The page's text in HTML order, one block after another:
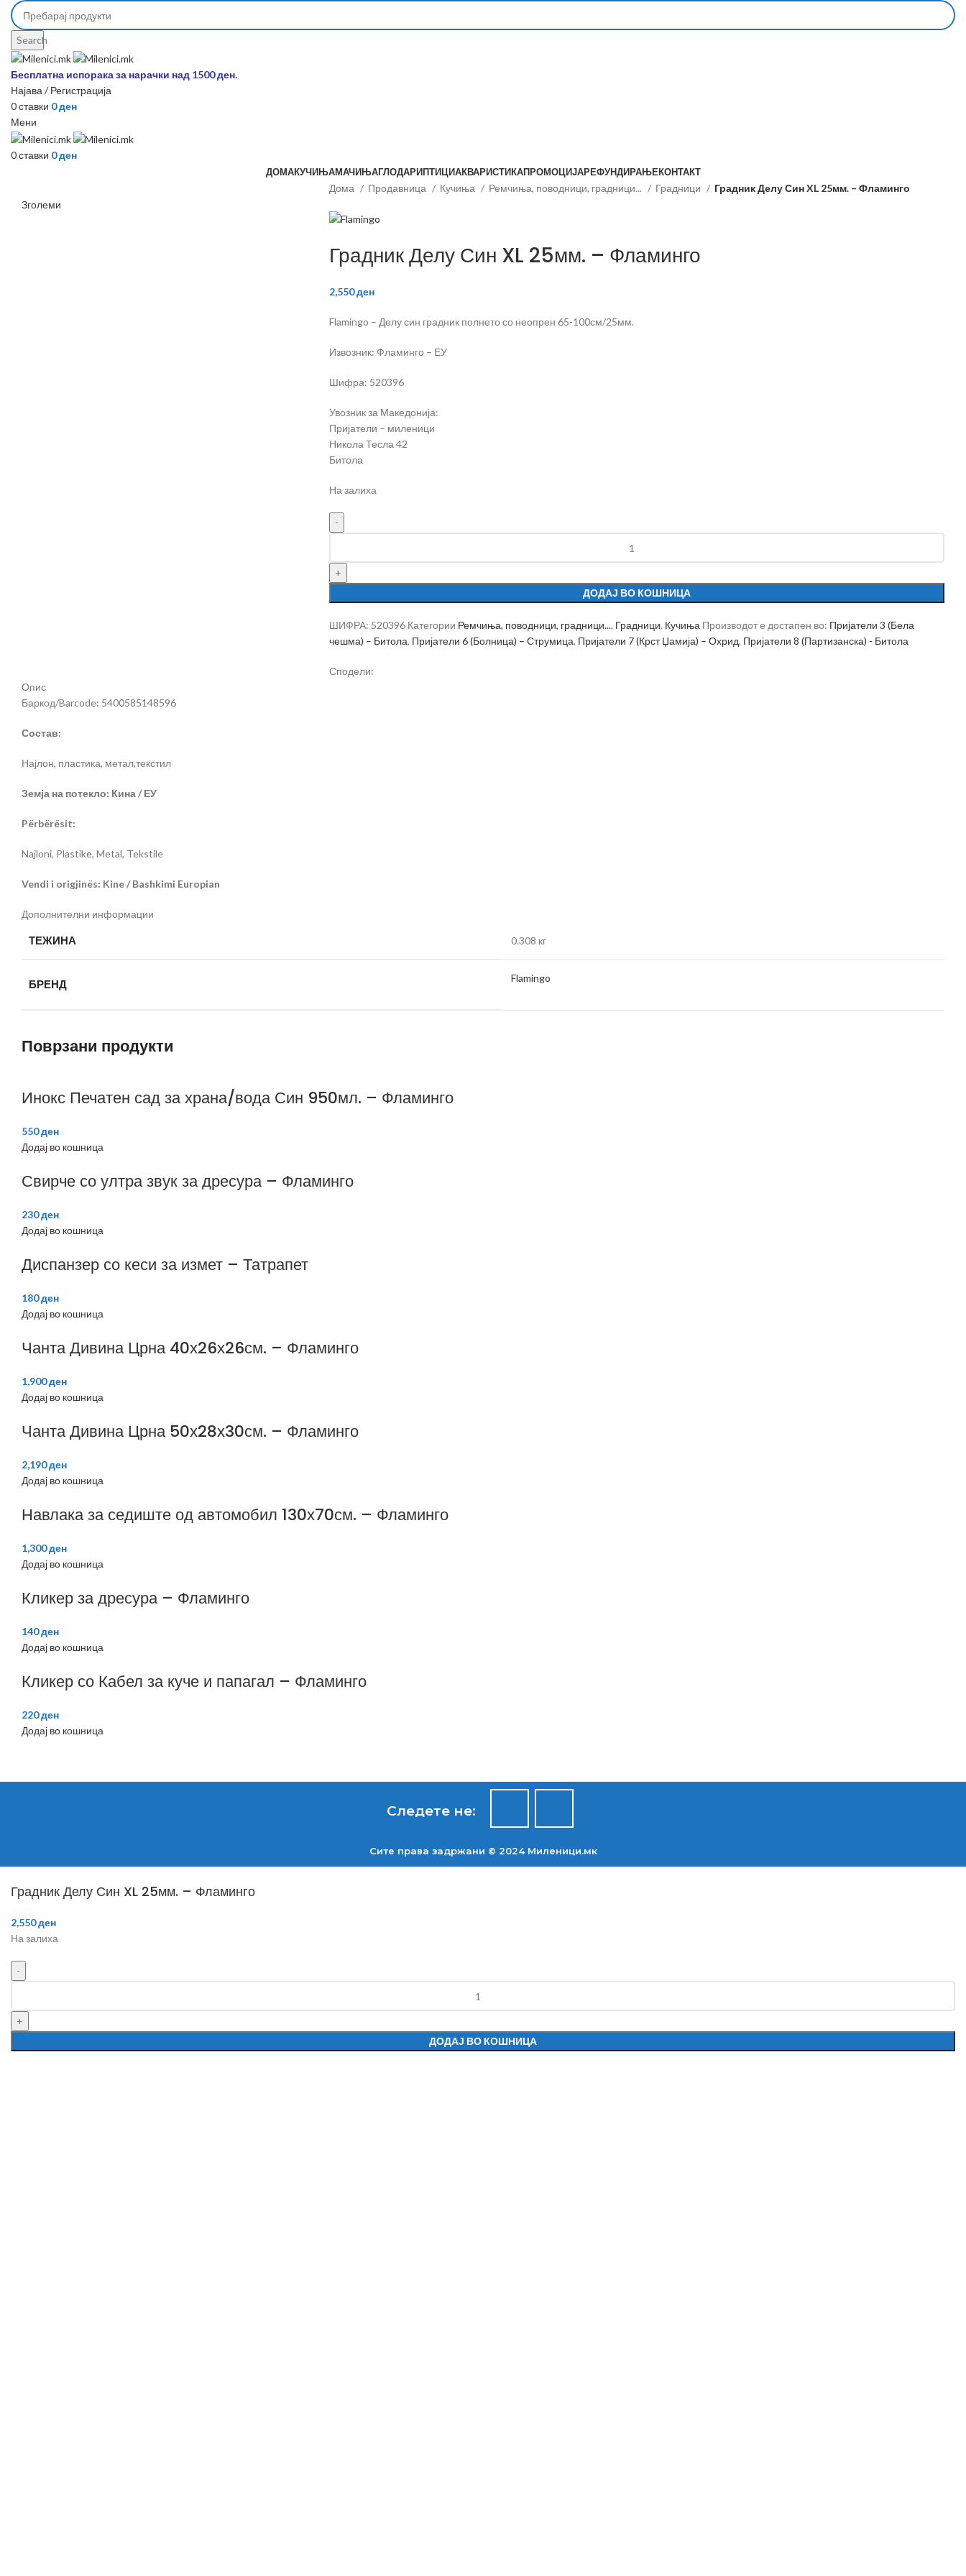
Search
Бесплатна испорака за нарачки над 1500 ден.
Најава / Регистрација
0ставки 0ден
Мени
0ставки 0ден
ДОМАКУЧИЊАМАЧИЊАГЛОДАРИПТИЦИАКВАРИСТИКАПРОМОЦИЈАРЕФУНДИРАЊЕКОНТАКТ
Зголеми
Дома Продавница Кучиња Ремчиња, поводници, градници... Градници Градник Делу Син XL 25мм. – Фламинго
Градник Делу Син XL 25мм. – Фламинго
2,550ден
Flamingo – Делу син градник полнето со неопрен 65-100см/25мм.
Извозник: Фламинго – ЕУ
Шифра: 520396
Увозник за Македонија:
Пријатели – миленици
Никола Тесла 42
Битола
На залиха
ДОДАЈ ВО КОШНИЦА
ШИФРА: 520396 Категории Ремчиња, поводници, градници..., Градници, Кучиња Производот е достапен во: Пријатели 3 (Бела
чешма) – Битола, Пријатели 6 (Болница) – Струмица, Пријатели 7 (Крст Џамија) – Охрид, Пријатели 8 (Партизанска) - Битола
Сподели:
Опис
Баркод/Barcode: 5400585148596
Состав:
Најлон, пластика, метал,текстил
Земја на потекло: Кина / ЕУ
Përbërësit:
Najloni, Plastike, Metal, Tekstile
Vendi i origjinës: Kine / Bashkimi Europian
Дополнителни информации
ТЕЖИНА 0.308 кг
БРЕНД Flamingo
Поврзани продукти
Инокс Печатен сад за храна/вода Син 950мл. – Фламинго
550ден
Додај во кошница
Свирче со ултра звук за дресура – Фламинго
230ден
Додај во кошница
Диспанзер со кеси за измет – Татрапет
180ден
Додај во кошница
Чанта Дивина Црна 40х26х26см. – Фламинго
1,900ден
Додај во кошница
Чанта Дивина Црна 50х28х30см. – Фламинго
2,190ден
Додај во кошница
Навлака за седиште од автомобил 130х70см. – Фламинго
1,300ден
Додај во кошница
Кликер за дресура – Фламинго
140ден
Додај во кошница
Кликер со Кабел за куче и папагал – Фламинго
220ден
Додај во кошница
Следете не:
Сите права задржани © 2024 Mиленици.мк
Градник Делу Син XL 25мм. – Фламинго
2,550ден
На залиха
ДОДАЈ ВО КОШНИЦА